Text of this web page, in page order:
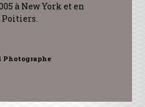
à New York et en
Photographe